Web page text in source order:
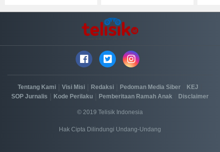
Tentang Kami Visi Misi Redaksi Pedoman Media Siber KEJ
SOP Jurnalis Kode Perilaku Pemberitaan Ramah Anak Disclaimer
© 2019 Telisik Indonesia
Hak Cipta Dilindungi Undang-Undang